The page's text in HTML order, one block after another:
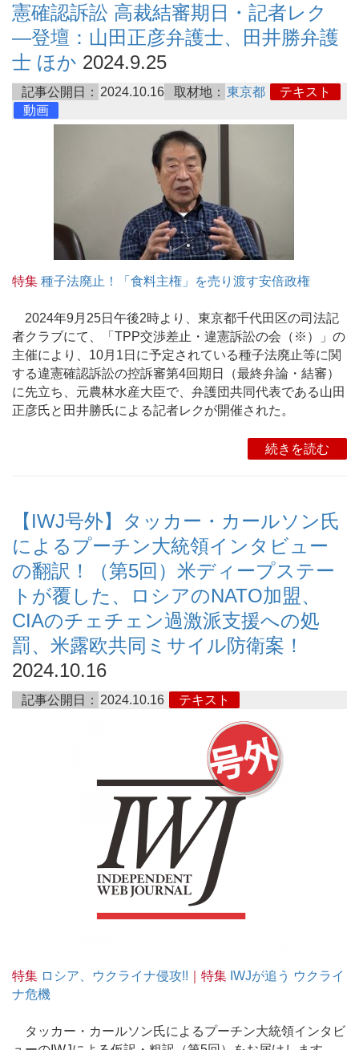
憲確認訴訟 高裁結審期日・記者レク
―登壇：山田正彦弁護士、田井勝弁護
士 ほか 2024.9.25
記事公開日： 2024.10.16 取材地： 東京都
テキスト
動画
特集 種子法廃止！「食料主権」を売り渡す安倍政権
2024年9月25日午後2時より、東京都千代田区の司法記
者クラブにて、「TPP交渉差止・違憲訴訟の会（※）」の
主催により、10月1日に予定されている種子法廃止等に関
する違憲確認訴訟の控訴審第4回期日（最終弁論・結審）
に先立ち、元農林水産大臣で、弁護団共同代表である山田
正彦氏と田井勝氏による記者レクが開催された。
続きを読む
【IWJ号外】タッカー・カールソン氏
によるプーチン大統領インタビュー
の翻訳！（第5回）米ディープステー
トが覆した、ロシアのNATO加盟、
CIAのチェチェン過激派支援への処
罰、米露欧共同ミサイル防衛案！
2024.10.16
記事公開日： 2024.10.16 テキスト
特集 ロシア、ウクライナ侵攻!! ｜特集 IWJが追う ウクライ
ナ危機
タッカー・カールソン氏によるプーチン大統領インタビ